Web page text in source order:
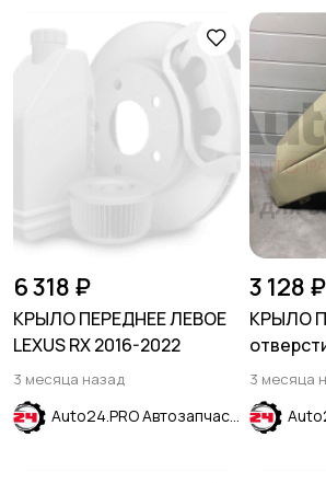
6 318 ₽
КРЫЛО ПЕРЕДНЕЕ ЛЕВОЕ
LEXUS RX 2016-2022
3 месяца назад
Auto24.PRO Автозапчасти
3 128 ₽
КРЫЛО
MATIZ
3 месяца